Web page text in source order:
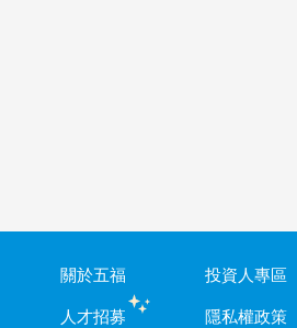
關於五福 投資人專區
人才招募
隱私權政策